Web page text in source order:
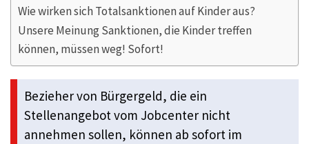
Wie wirken sich Totalsanktionen auf Kinder aus?
Unsere Meinung Sanktionen, die Kinder treffen
können, müssen weg! Sofort!
Bezieher von Bürgergeld, die ein
Stellenangebot vom Jobcenter nicht
annehmen sollen, können ab sofort im